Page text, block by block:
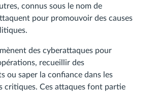
connus sous le nom de
pour promouvoir des causes
des cyberattaques pour
recueillir des
ou saper la confiance dans les
critiques. Ces attaques font partie